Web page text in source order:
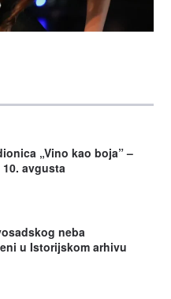
„Vino kao boja” –
avgusta
neba
u Istorijskom arhivu